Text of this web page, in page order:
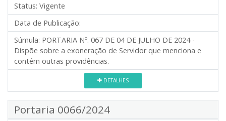
Status: Vigente
Data de Publicação:
Súmula: PORTARIA Nº. 067 DE 04 DE JULHO DE 2024 -
Dispõe sobre a exoneração de Servidor que menciona e
contém outras providências.
DETALHES
Portaria 0066/2024